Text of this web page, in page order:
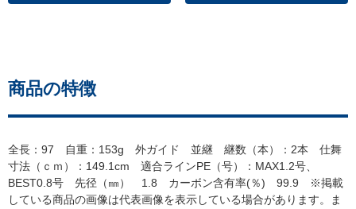
商品の特徴
全長：97 自重：153g 外ガイド 並継 継数（本）：2本 仕舞
寸法（ｃｍ）：149.1cm 適合ラインPE（号）：MAX1.2号、
BEST0.8号 先径（㎜） 1.8 カーボン含有率(％) 99.9 ※掲載
している商品の画像は代表画像を表示している場合があります。ま